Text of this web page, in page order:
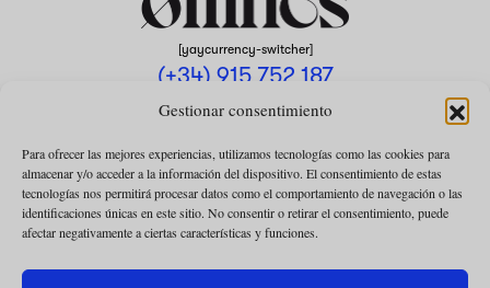
Gestionar consentimiento
Para ofrecer las mejores experiencias, utilizamos tecnologías como las cookies para
almacenar y/o acceder a la información del dispositivo. El consentimiento de estas
tecnologías nos permitirá procesar datos como el comportamiento de navegación o las
identificaciones únicas en este sitio. No consentir o retirar el consentimiento, puede
afectar negativamente a ciertas características y funciones.
[yaycurrency-switcher]
(+34) 915 752 187
omnes@omnesmag.com